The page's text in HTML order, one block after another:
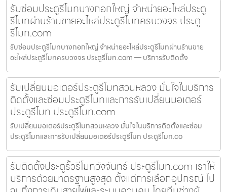
รับซ่อมประตูรีโมทบางกอกใหญ่ จำหน่ายอะไหล่ประตู
รีโมทผ่านร้านขายอะไหล่ประตูรีโมทครบวงจร ประตู
รีโมท.com
รับซ่อมประตูรีโมทบางกอกใหญ่ จำหน่ายอะไหล่ประตูรีโมทผ่านร้านขาย
อะไหล่ประตูรีโมทครบวงจร ประตูรีโมท.com — บริการรับติดตั้ง
รับเปลี่ยนมอเตอร์ประตูรีโมทสวนหลวง มั่นใจในบริการ
ติดตั้งและซ่อมประตูรีโมทและการรับเปลี่ยนมอเตอร์
ประตูรีโมท ประตูรีโมท.com
รับเปลี่ยนมอเตอร์ประตูรีโมทสวนหลวง มั่นใจในบริการติดตั้งและซ่อม
ประตูรีโมทและการรับเปลี่ยนมอเตอร์ประตูรีโมท ประตูรีโมท.co
รับติดตั้งประตูรั้วรีโมทวังจันทร์ ประตูรีโมท.com เราให้
บริการด้วยมาตรฐานสูงสุด ตั้งแต่การเลือกอุปกรณ์ ไป